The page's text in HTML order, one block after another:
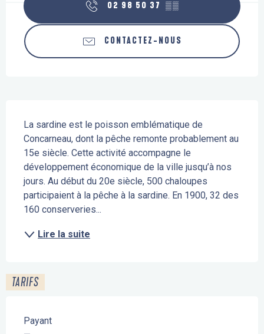
02 98 50 37 ▒▒
CONTACTEZ-NOUS
La sardine est le poisson emblématique de
Concarneau, dont la pêche remonte probablement au
15e siècle. Cette activité accompagne le
développement économique de la ville jusqu’à nos
jours. Au début du 20e siècle, 500 chaloupes
participaient à la pêche à la sardine. En 1900, 32 des
160 conserveries...
Lire la suite
TARIFS
Payant